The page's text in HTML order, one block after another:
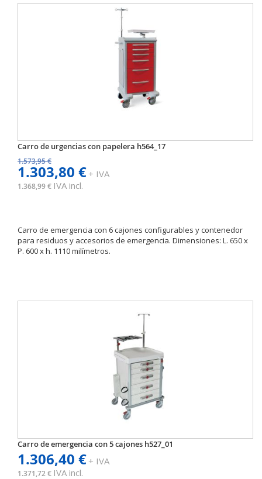
Carro de urgencias con papelera h564_17
1.573,95 €
1.303,80 €+ IVA
1.368,99 € IVA incl.
Carro de emergencia con 6 cajones configurables y contenedor
para residuos y accesorios de emergencia. Dimensiones: L. 650 x
P. 600 x h. 1110 milímetros.
Carro de emergencia con 5 cajones h527_01
1.306,40 €+ IVA
1.371,72 € IVA incl.